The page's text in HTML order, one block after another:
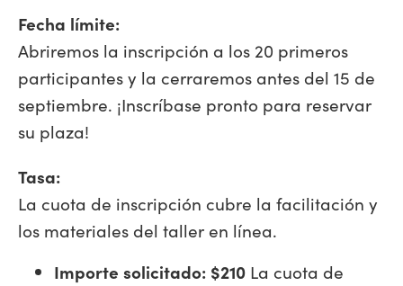
Fecha límite:
Abriremos la inscripción a los 20 primeros
participantes y la cerraremos antes del 15 de
septiembre. ¡Inscríbase pronto para reservar
su plaza!
Tasa:
La cuota de inscripción cubre la facilitación y
los materiales del taller en línea.
Importe solicitado: $210 La cuota de